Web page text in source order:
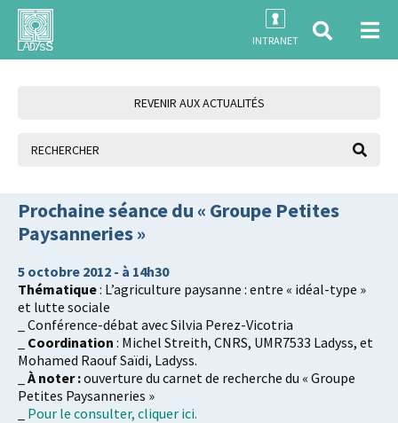
INTRANET
REVENIR AUX ACTUALITÉS
Prochaine séance du « Groupe Petites
Paysanneries »
5 octobre 2012 - à 14h30
Thématique: L’agriculture paysanne : entre « idéal-type »
et lutte sociale
_ Conférence-débat avec Silvia Perez-Vicotria
Coordination : Michel Streith, CNRS, UMR7533 Ladyss, et
Mohamed Raouf Saïdi, Ladyss.
À noter :ouverture du carnet de recherche du « Groupe
Petites Paysanneries »
Pour le consulter, cliquer ici.